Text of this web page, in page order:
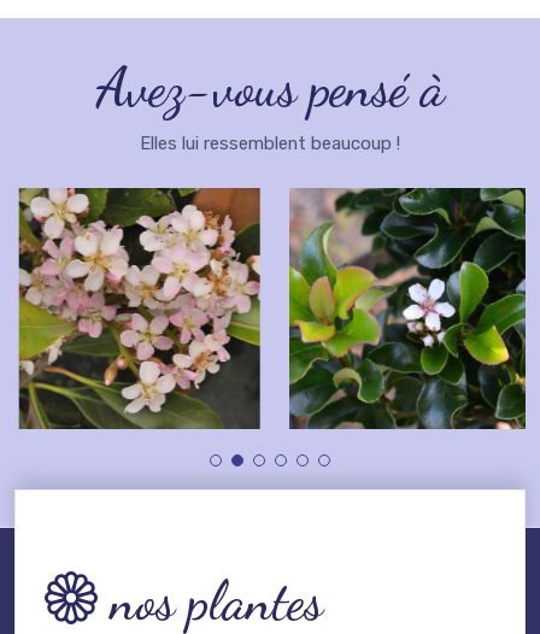
Avez-vous pensé à
Elles lui ressemblent beaucoup !
nos plantes